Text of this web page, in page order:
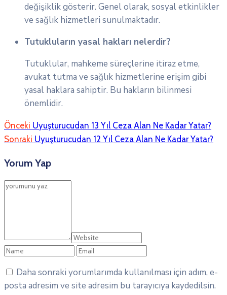
değişiklik gösterir. Genel olarak, sosyal etkinlikler
ve sağlık hizmetleri sunulmaktadır.
Tutukluların yasal hakları nelerdir?
Tutuklular, mahkeme süreçlerine itiraz etme,
avukat tutma ve sağlık hizmetlerine erişim gibi
yasal haklara sahiptir. Bu hakların bilinmesi
önemlidir.
Önceki Uyuşturucudan 13 Yıl Ceza Alan Ne Kadar Yatar?
Sonraki Uyuşturucudan 12 Yıl Ceza Alan Ne Kadar Yatar?
Yorum Yap
Daha sonraki yorumlarımda kullanılması için adım, e-
posta adresim ve site adresim bu tarayıcıya kaydedilsin.